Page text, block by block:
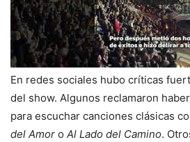
En redes sociales hubo críticas
del show. Algunos reclamaron
para escuchar canciones clásicas
del Amor o Al Lado del Camino.